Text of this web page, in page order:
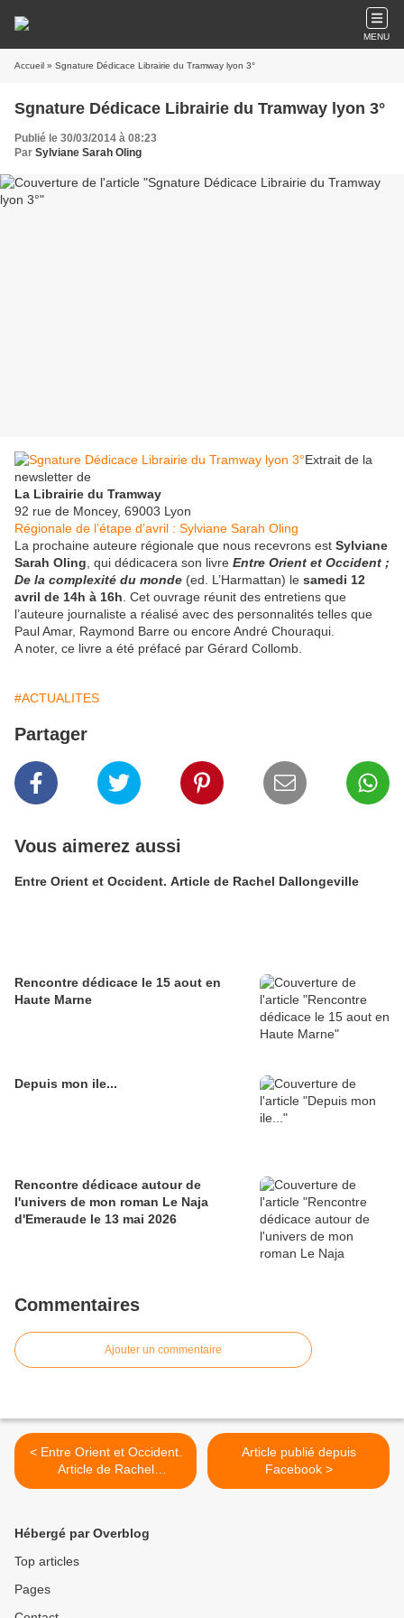
MENU
Accueil » Sgnature Dédicace Librairie du Tramway lyon 3°
Sgnature Dédicace Librairie du Tramway lyon 3°
Publié le 30/03/2014 à 08:23
Par Sylviane Sarah Oling
Extrait de la
newsletter de
La Librairie du Tramway
92 rue de Moncey, 69003 Lyon
Régionale de l’étape d’avril : Sylviane Sarah Oling
La prochaine auteure régionale que nous recevrons est Sylviane
Sarah Oling , qui dédicacera son livre Entre Orient et Occident ;
De la complexité du monde (ed. L’Harmattan) le samedi 12
avril de 14h à 16h . Cet ouvrage réunit des entretiens que
l’auteure journaliste a réalisé avec des personnalités telles que
Paul Amar, Raymond Barre ou encore André Chouraqui.
A noter, ce livre a été préfacé par Gérard Collomb.
#ACTUALITES
Partager
Vous aimerez aussi
Entre Orient et Occident. Article de Rachel Dallongeville
Rencontre dédicace le 15 aout en
Haute Marne
Depuis mon ile...
Rencontre dédicace autour de
l'univers de mon roman Le Naja
d'Emeraude le 13 mai 2026
Commentaires
Ajouter un commentaire
< Entre Orient et Occident.
Article de Rachel
Dallongeville
Article publié depuis
Facebook >
Hébergé par Overblog
Top articles
Pages